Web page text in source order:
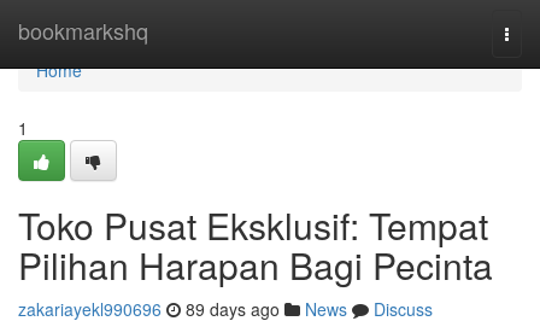
bookmarkshq
Home
Home
1
Toko Pusat Eksklusif: Tempat
Pilihan Harapan Bagi Pecinta
zakariayekl990696 89 days ago News
Discuss